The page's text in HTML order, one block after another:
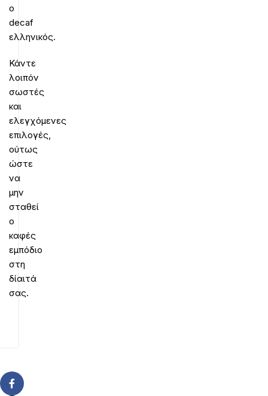
ο
decaf
ελληνικός.
Κάντε
λοιπόν
σωστές
και
ελεγχόμενες
επιλογές,
ούτως
ώστε
να
μην
σταθεί
ο
καφές
εμπόδιο
στη
δίαιτά
σας.